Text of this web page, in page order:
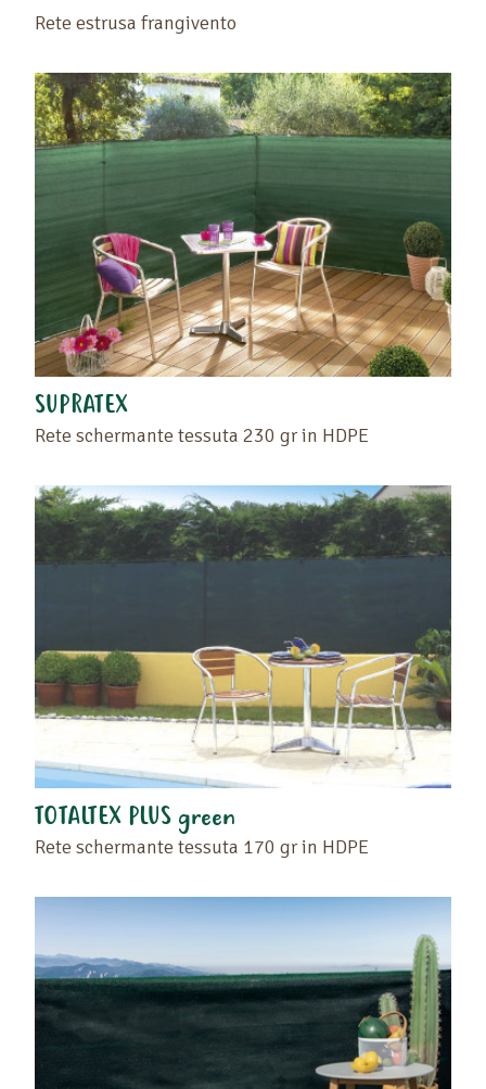
Rete estrusa frangivento
SUPRATEX
Rete schermante tessuta 230 gr in HDPE
TOTALTEX PLUS green
Rete schermante tessuta 170 gr in HDPE